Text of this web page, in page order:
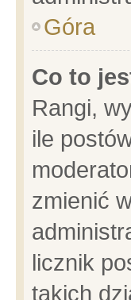
Góra
Co to
Rangi,
ile
zmienić
licznik
takich